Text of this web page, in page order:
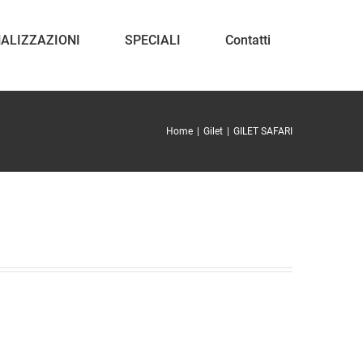
SPECIALI Contatti
Home Gilet GILET SAFARI